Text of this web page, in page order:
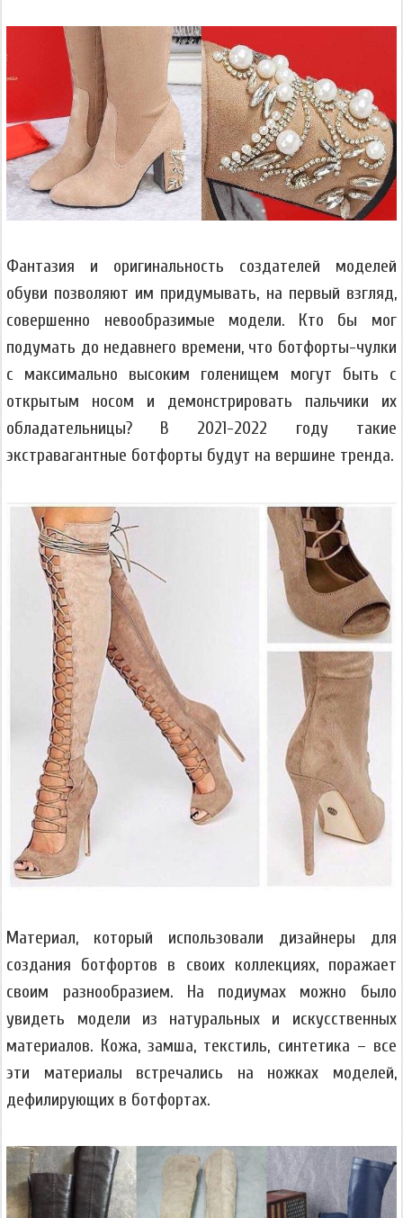
Фантазия и оригинальность создателей моделей
обуви позволяют им придумывать, на первый взгляд,
совершенно невообразимые модели. Кто бы мог
подумать до недавнего времени, что ботфорты-чулки
с максимально высоким голенищем могут быть с
открытым носом и демонстрировать пальчики их
обладательницы? В 2021-2022 году такие
экстравагантные ботфорты будут на вершине тренда.
Материал, который использовали дизайнеры для
создания ботфортов в своих коллекциях, поражает
своим разнообразием. На подиумах можно было
увидеть модели из натуральных и искусственных
материалов. Кожа, замша, текстиль, синтетика – все
эти материалы встречались на ножках моделей,
дефилирующих в ботфортах.